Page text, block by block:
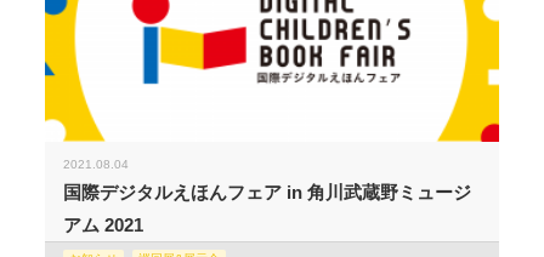
2021.08.04
国際デジタルえほんフェア in 角川武蔵野ミュージ
アム 2021